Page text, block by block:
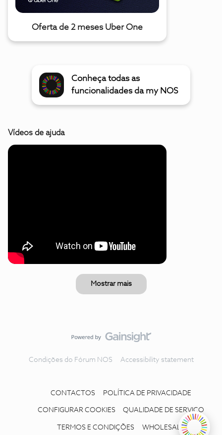
Oferta de 2 meses Uber One
Conheça todas as
funcionalidades da my NOS
Vídeos de ajuda
Mostrar mais
Condições do Fórum NOS Accessibility statement
CONTACTOS POLÍTICA DE PRIVACIDADE
CONFIGURAR COOKIES QUALIDADE DE SERVIÇO
TERMOS E CONDIÇÕES WHOLESALE